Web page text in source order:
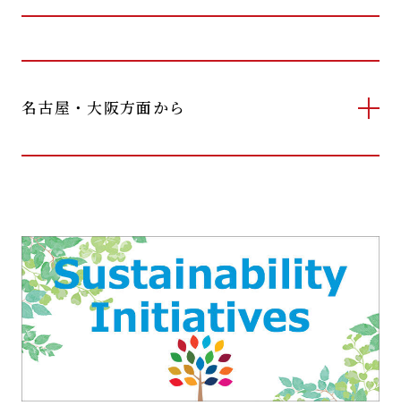
名古屋・大阪方面から